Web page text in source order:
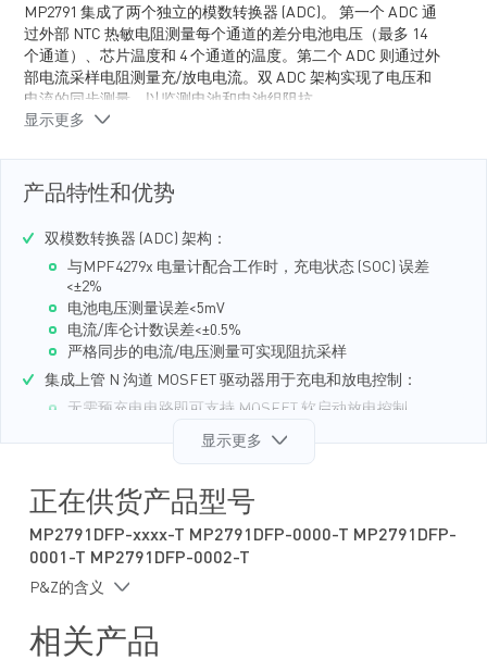
MP2791 集成了两个独立的模数转换器 (ADC)。 第一个 ADC 通
过外部 NTC 热敏电阻测量每个通道的差分电池电压（最多 14
个通道）、芯片温度和 4 个通道的温度。第二个 ADC 则通过外
部电流采样电阻测量充/放电电流。双 ADC 架构实现了电压和
电流的同步测量，以监测电池和电池组阻抗。
器具备可配置软启动 (SS)功能，无需外部预充电电路即可提供
路保护 (SCP)、电池欠压保护 (UVP)、电池过压保护 (OVP) 和高/
低温保护。所有这些保护功能都具有可配置阈值。
MP2791采用内部被动平衡 MOSFET 来均衡不匹配的电池，并
支持高达 58mA 的电流。该器件还可选择驱动外部平衡晶体管
（MOSFET 或 BJT）进行平衡。
MP2791 采用 TQFP-48 (7mmx7mm) 封装。
显示更多
产品特性和优势
双模数转换器 (ADC) 架构：
与MPF4279x 电量计配合工作时，充电状态 (SOC) 误差
<±2%
电池电压测量误差<5mV
电流/库仑计数误差<±0.5%
严格同步的电流/电压测量可实现阻抗采样
集成上管 N 沟道 MOSFET 驱动器用于充电和放电控制：
无需预充电电路即可支持 MOSFET 软启动放电控制
并联 N 沟道 MOSFET 可驱动高达 100A 的直流电流
充电/放电过流保护 (OCP) 和短路保护 (SCP)
电池欠压保护 (UVP) 和过压保护 (OVP)
电池组UVP 和 OVP
电池低温/高温保护
可驱动外部平衡晶体管
自动或手动控制
显示更多
正在供货产品型号
MP2791DFP-xxxx-T MP2791DFP-0000-T MP2791DFP-
0001-T MP2791DFP-0002-T
P&Z的含义
相关产品